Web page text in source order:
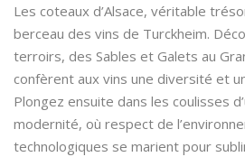
Les coteaux d’Alsace, véritable
berceau des vins de Turckheim.
terroirs, des Sables et Galets au
confèrent aux vins une diversité et
Plongez ensuite dans les coulisses
modernité, où respect de
technologiques se marient pour